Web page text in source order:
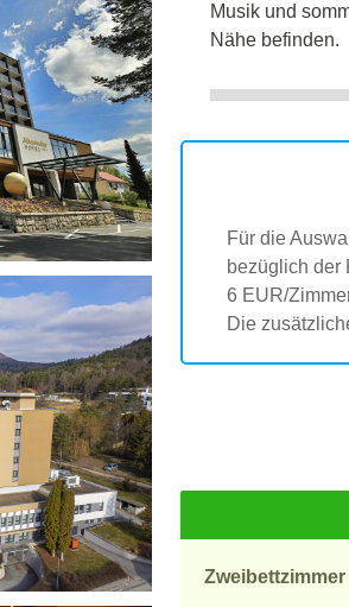
Musik und
Nähe befinden.
Für die
bezüglich der
6 EUR/
Die
Zweibettzimmer